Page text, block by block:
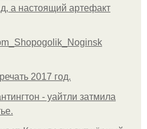
а настоящий артефакт
2017 год.
- уайтли затмила